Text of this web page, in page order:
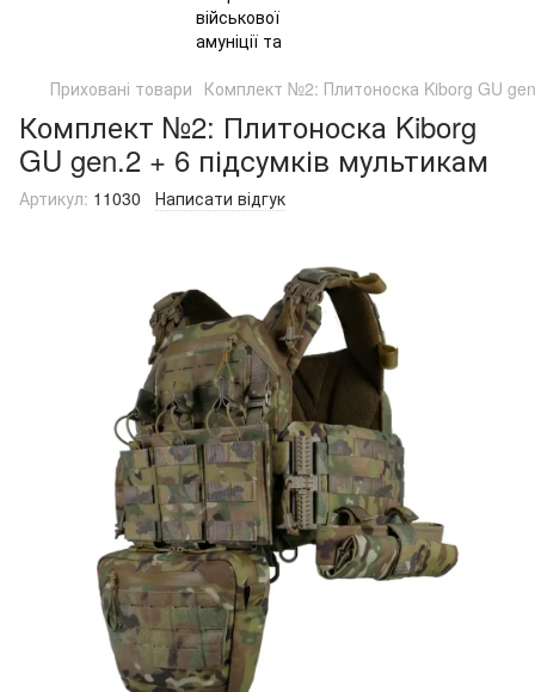
Приховані товари Комплект №2: Плитоноска Kiborg GU
Комплект №2: Плитоноска Kiborg
GU gen.2 + 6 підсумків мультикам
Артикул: 11030 Написати відгук